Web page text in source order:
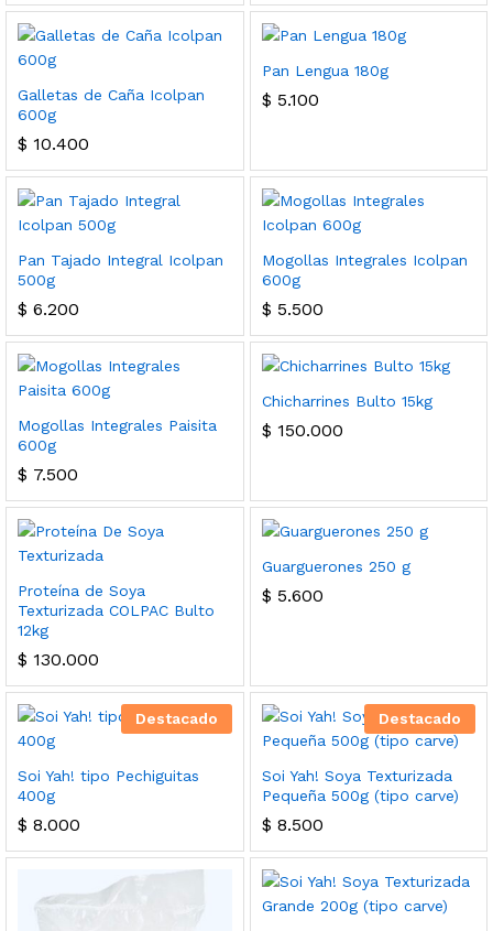
Galletas de Caña Icolpan
600g
$ 10.400
Pan Lengua 180g
$ 5.100
Pan Tajado Integral Icolpan
500g
$ 6.200
Mogollas Integrales Icolpan
600g
$ 5.500
Mogollas Integrales Paisita
600g
$ 7.500
Chicharrines Bulto 15kg
$ 150.000
Proteína de Soya
Texturizada COLPAC Bulto
12kg
$ 130.000
Guarguerones 250 g
$ 5.600
Destacado
Soi Yah! tipo Pechiguitas
400g
$ 8.000
Destacado
Soi Yah! Soya Texturizada
Pequeña 500g (tipo carve)
$ 8.500